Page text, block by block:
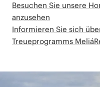
Besuchen Sie unsere
anzusehen
Informieren Sie sich
Treueprogramms